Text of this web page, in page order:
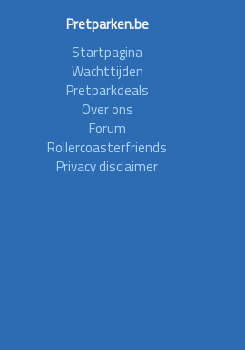
Pretparken.be
Startpagina
Wachttijden
Pretparkdeals
Over ons
Forum
Rollercoasterfriends
Privacy disclaimer